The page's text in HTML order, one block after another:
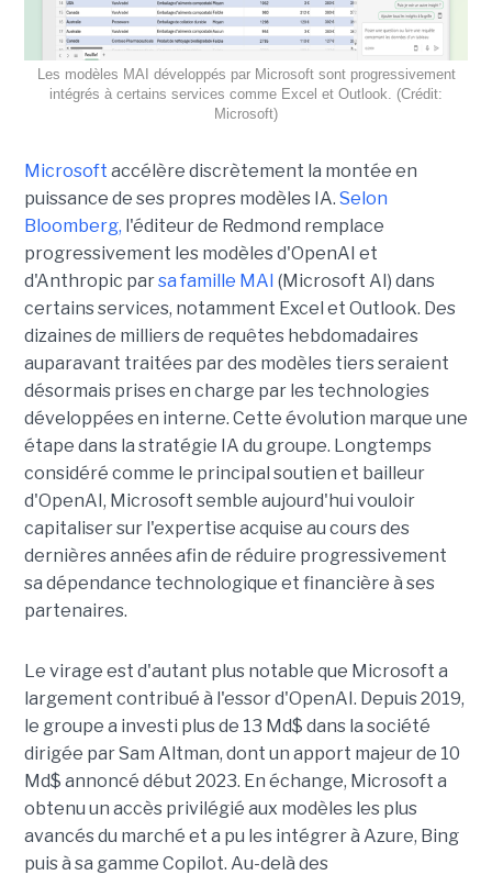
Les modèles MAI développés par Microsoft sont progressivement
intégrés à certains services comme Excel et Outlook. (Crédit:
Microsoft)
Microsoft accélère discrètement la montée en
puissance de ses propres modèles IA. Selon
Bloomberg, l'éditeur de Redmond remplace
progressivement les modèles d'OpenAI et
d'Anthropic parsa famille MAI (Microsoft AI) dans
certains services, notamment Excel et Outlook. Des
dizaines de milliers de requêtes hebdomadaires
auparavant traitées par des modèles tiers seraient
désormais prises en charge par les technologies
développées en interne. Cette évolution marque une
étape dans la stratégie IA du groupe. Longtemps
considéré comme le principal soutien et bailleur
d'OpenAI, Microsoft semble aujourd'hui vouloir
capitaliser sur l'expertise acquise au cours des
dernières années afin de réduire progressivement
sa dépendance technologique et financière à ses
partenaires.
Le virage est d'autant plus notable que Microsoft a
largement contribué à l'essor d'OpenAI. Depuis 2019,
le groupe a investi plus de 13 Md$ dans la société
dirigée par Sam Altman, dont un apport majeur de 10
Md$ annoncé début 2023. En échange, Microsoft a
obtenu un accès privilégié aux modèles les plus
avancés du marché et a pu les intégrer à Azure, Bing
puis à sa gamme Copilot. Au-delà des